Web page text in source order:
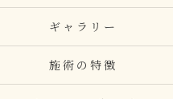
ギャラリー
施術の特徴